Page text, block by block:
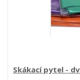
Skákací pytel -